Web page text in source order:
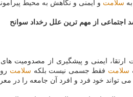
سلامت و ایمنی و نگاهش به محیط
اجتماعی از مهم ترین علل رخداد سوانح
ارتقا، ایمنی و پیشگیری از مصدومیت
سلامت فقط جسمی نیست بلكه سلامت
تواند خود فرد و افرد آن جامعه را در